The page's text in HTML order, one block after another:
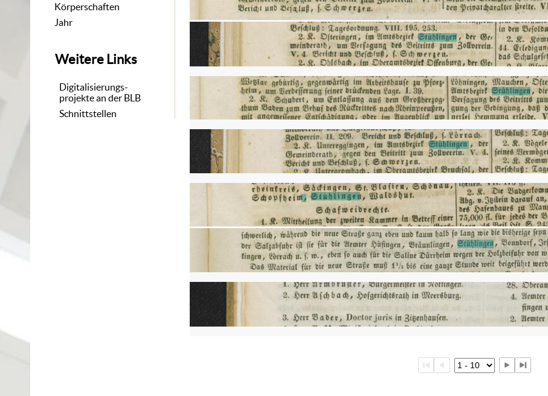
Körperschaften
Jahr
Weitere Links
Digitalisierungs-
projekte an der BLB
Schnittstellen